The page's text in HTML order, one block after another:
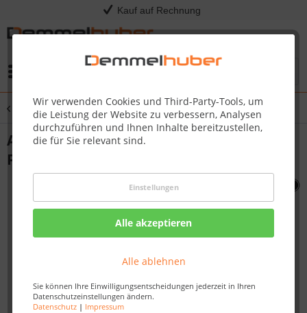
Kauf auf Rechnung
Wir verwenden Cookies und Third-Party-Tools, um
die Leistung der Website zu verbessern, Analysen
durchzuführen und Ihnen Inhalte bereitzustellen,
die für Sie relevant sind.
Einstellungen
Alle akzeptieren
Alle ablehnen
Sie können Ihre Einwilligungsentscheidungen jederzeit in Ihren
Datenschutzeinstellungen ändern.
Datenschutz| Impressum
Übersicht Sonstige Ersatzteile
ASSY PANEL INNER CAB LEFT GREY
PRO825 #N010-0816